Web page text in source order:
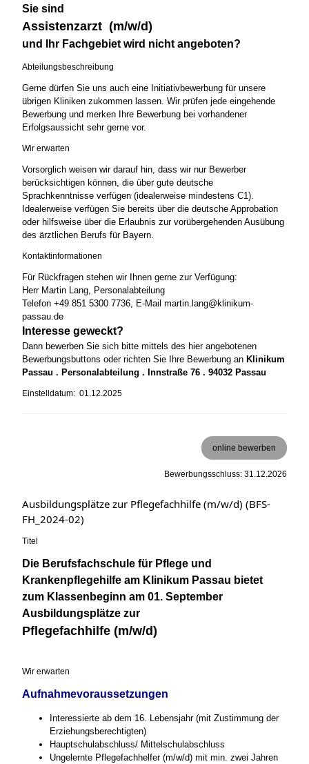
Sie sind
Assistenzarzt (m/w/d)
und Ihr Fachgebiet wird nicht angeboten?
Abteilungsbeschreibung
Gerne dürfen Sie uns auch eine Initiativbewerbung für unsere
übrigen Kliniken zukommen lassen. Wir prüfen jede eingehende
Bewerbung und merken Ihre Bewerbung bei vorhandener
Erfolgsaussicht sehr gerne vor.
Wir erwarten
Vorsorglich weisen wir darauf hin, dass wir nur Bewerber
berücksichtigen können, die über gute deutsche
Sprachkenntnisse verfügen (idealerweise mindestens C1).
Idealerweise verfügen Sie bereits über die deutsche Approbation
oder hilfsweise über die Erlaubnis zur vorübergehenden Ausübung
des ärztlichen Berufs für Bayern.
Kontaktinformationen
Für Rückfragen stehen wir Ihnen gerne zur Verfügung:
Herr Martin Lang, Personalabteilung
Telefon +49 851 5300 7736, E-Mail martin.lang@klinikum-
passau.de
Interesse geweckt?
Dann bewerben Sie sich bitte mittels des hier angebotenen
Bewerbungsbuttons oder richten Sie Ihre Bewerbung an Klinikum
Passau . Personalabteilung . Innstraße 76 . 94032 Passau
Einstelldatum: 01.12.2025
online bewerben
Bewerbungsschluss: 31.12.2026
Ausbildungsplätze zur Pflegefachhilfe (m/w/d) (BFS-
FH_2024-02)
Titel
Die Berufsfachschule für Pflege und
Krankenpflegehilfe am Klinikum Passau bietet
zum Klassenbeginn am 01. September
Ausbildungsplätze zur
Pflegefachhilfe (m/w/d)
Wir erwarten
Aufnahmevoraussetzungen
Interessierte ab dem 16. Lebensjahr (mit Zustimmung der
Erziehungsberechtigten)
Hauptschulabschluss/ Mittelschulabschluss
Ungelernte Pflegefachhelfer (m/w/d) mit min. zwei Jahren